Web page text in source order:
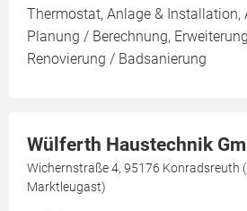
Thermostat, Anlage & Installation,
Planung / Berechnung,
Renovierung / Badsanierung
Wülferth Haustechnik
Wichernstraße 4, 95176 Konradsreuth
Marktleugast)